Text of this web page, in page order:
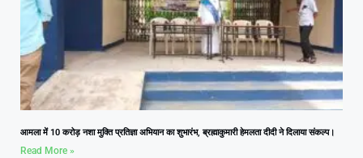
आमला में 10 करोड़ नशा मुक्ति प्रतिज्ञा अभियान का शुभारंभ, ब्रह्माकुमारी हेमलता दीदी ने दिलाया संकल्प।
Read More »